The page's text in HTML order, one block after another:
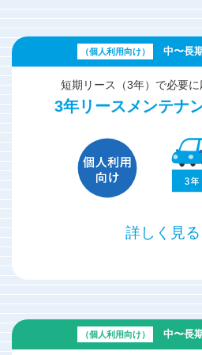
（個人利用向け） 中〜長
短期リース（3年）で必要
3年リースメンテナ
詳しく見る
（個人利用向け） 中〜長